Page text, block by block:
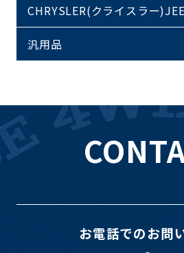
CHRYSLER(クライスラー
汎用品
お電話でのお問